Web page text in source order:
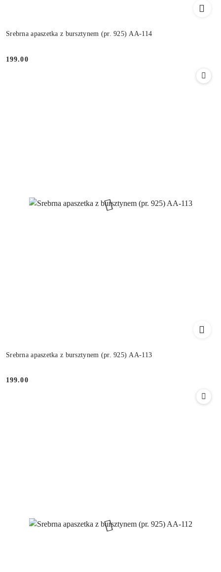
Srebrna apaszetka z bursztynem (pr. 925) AA-114
Cena:
199.00
Srebrna apaszetka z bursztynem (pr. 925) AA-113
Cena:
199.00